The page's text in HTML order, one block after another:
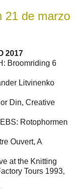
21 de marzo
2017
Broomriding 6
Litvinenko
Din, Creative
Rotophormen
Ouvert, A
at the Knitting
Tours 1993,